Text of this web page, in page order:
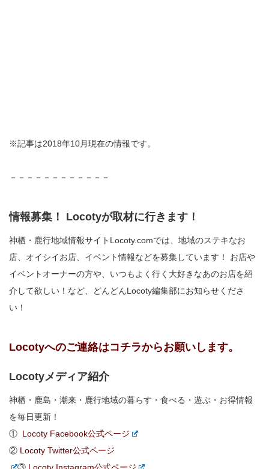
※記事は2018年10月現在の情報です。
－－－－－－－－－－－－
情報募集！ Locotyが取材に行きます！
神栖・鹿行地域情報サイトLocoty.comでは、地域のステキなお
店、オイシイお店、イベント情報などを募集しています！ お店や
イベントオーナーの方や、いつもよく行く大好きなあのお店を紹
介して欲しい！など、どんどんLocoty編集部にお知らせくださ
い！
Locotyへのご連絡はコチラからお願いします。
Locotyメディア紹介
神栖・鹿島・潮来・鹿行地域の暮らす・食べる・遊ぶ・お得情報
を毎日更新！
① Locoty Facebook公式ページ
② Locoty Twitter公式ページ
③ Locoty Instagram公式ページ